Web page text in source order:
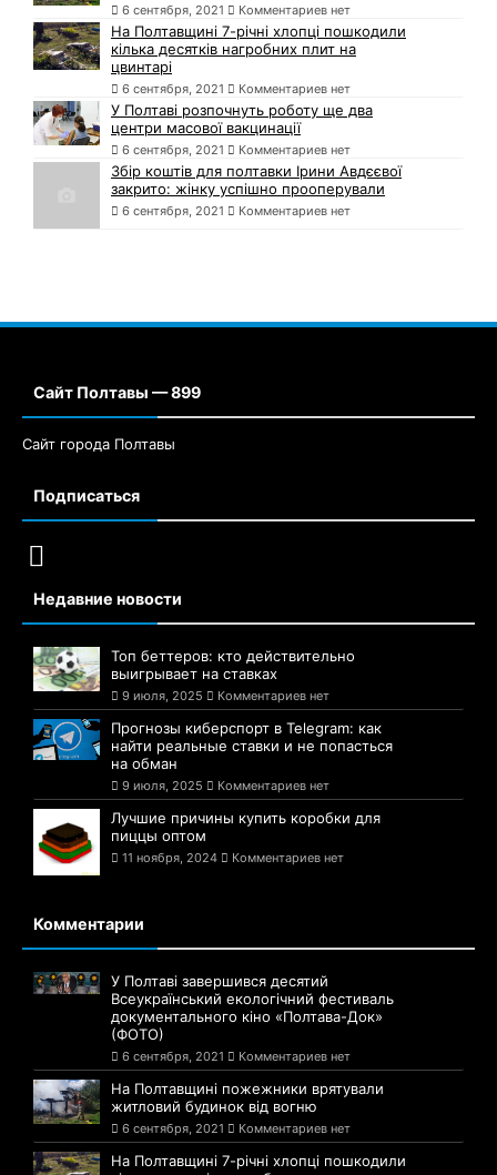
6 сентября, 2021 Комментариев нет
На Полтавщині 7-річні хлопці пошкодили
кілька десятків нагробних плит на
цвинтарі
6 сентября, 2021 Комментариев нет
У Полтаві розпочнуть роботу ще два
центри масової вакцинації
6 сентября, 2021 Комментариев нет
Збір коштів для полтавки Ірини Авдєєвої
закрито: жінку успішно прооперували
6 сентября, 2021 Комментариев нет
Сайт Полтавы — 899
Сайт города Полтавы
Подписаться
Недавние новости
Топ беттеров: кто действительно
выигрывает на ставках
9 июля, 2025 Комментариев нет
Прогнозы киберспорт в Telegram: как
найти реальные ставки и не попасться
на обман
9 июля, 2025 Комментариев нет
Лучшие причины купить коробки для
пиццы оптом
11 ноября, 2024 Комментариев нет
Комментарии
У Полтаві завершився десятий
Всеукраїнський екологічний фестиваль
документального кіно «Полтава-Док»
(ФОТО)
6 сентября, 2021 Комментариев нет
На Полтавщині пожежники врятували
житловий будинок від вогню
6 сентября, 2021 Комментариев нет
На Полтавщині 7-річні хлопці пошкодили